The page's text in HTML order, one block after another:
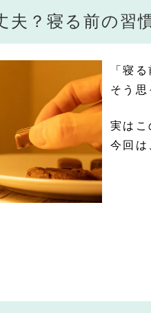
夫？寝る前の習
「寝
そう
実はこ
今回は